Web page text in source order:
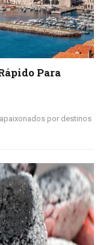
Para
por destinos